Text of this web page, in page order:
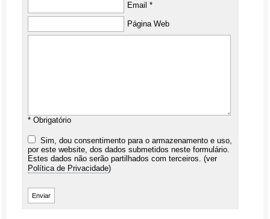
Email *
Página Web
* Obrigatório
Sim, dou consentimento para o armazenamento e uso,
por este website, dos dados submetidos neste formulário.
Estes dados não serão partilhados com terceiros. (ver
Política de Privacidade)